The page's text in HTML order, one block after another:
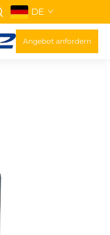
DE
Angebot anfordern